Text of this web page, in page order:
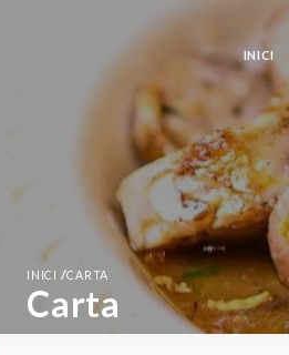
INICI
INICI /CARTA
Carta